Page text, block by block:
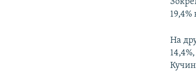
19,4%
На